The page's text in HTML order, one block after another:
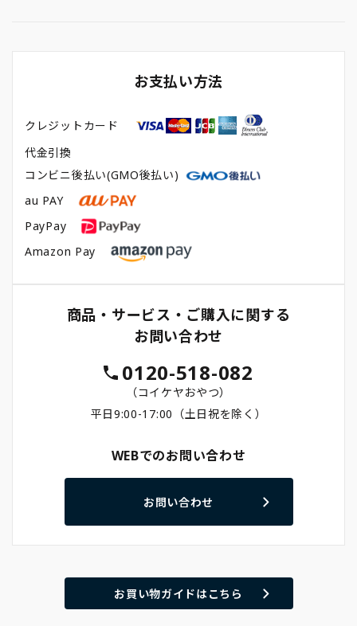
お支払い方法
クレジットカード
代金引換
コンビニ後払い(GMO後払い)
au PAY
PayPay
Amazon Pay
商品・サービス・ご購入に関する
お問い合わせ
0120-518-082
（コイケヤおやつ）
平日9:00-17:00（土日祝を除く）
WEBでのお問い合わせ
お問い合わせ
お買い物ガイドはこちら